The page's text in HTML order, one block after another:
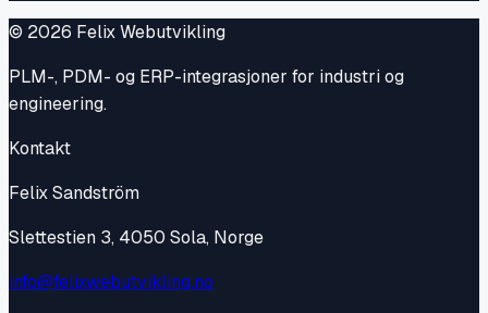
© 2026 Felix Webutvikling
PLM-, PDM- og ERP-integrasjoner for industri og
engineering.
Kontakt
Felix Sandström
Slettestien 3, 4050 Sola, Norge
info@felixwebutvikling.no